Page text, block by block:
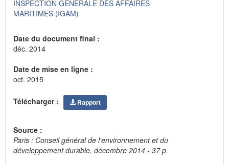
INSPECTION GENERALE DES AFFAIRES
MARITIMES (IGAM)
Date du document final :
déc. 2014
Date de mise en ligne :
oct. 2015
Télécharger : Rapport
Source :
Paris : Conseil général de l'environnement et du
développement durable, décembre 2014.- 37 p.